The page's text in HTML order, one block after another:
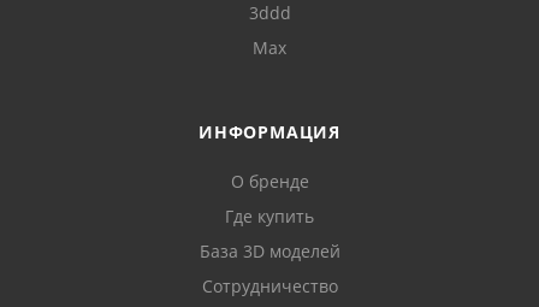
3ddd
Max
ИНФОРМАЦИЯ
О бренде
Где купить
База 3D моделей
Сотрудничество